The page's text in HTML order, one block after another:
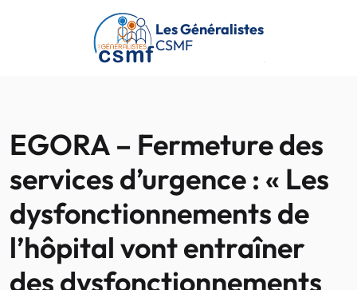
Passer au contenu principal
Les Généralistes
CSMF
EGORA – Fermeture des
services d’urgence : « Les
dysfonctionnements de
l’hôpital vont entraîner
des dysfonctionnements